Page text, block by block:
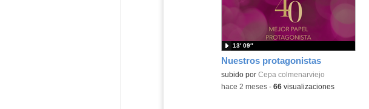
Nuestros protagonistas
subido por Cepa colmenarviejo
13′ 09″
-hace 2 meses- 66visualizaciones